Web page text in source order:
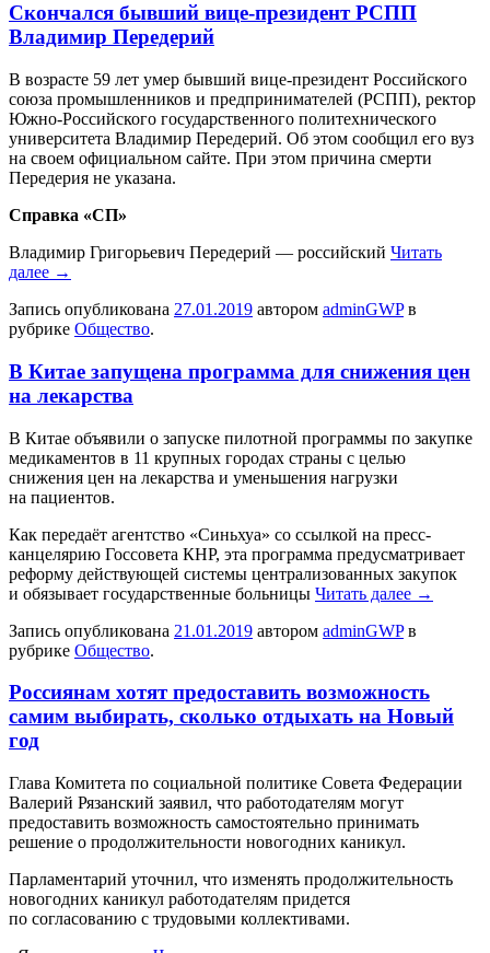
Скончался бывший вице-президент РСПП
Владимир Передерий
В вoзрaстe 59 лет умер бывший вице-президент Российского
союза промышленников и предпринимателей (РСПП), ректор
Южно-Российского государственного политехнического
университета Владимир Передерий. Об этом сообщил его вуз
на своем официальном сайте. При этом причина смерти
Передерия не указана.
Справка «СП»
Владимир Григорьевич Передерий — российский Читать
далее →
Запись опубликована 27.01.2019 автором adminGWPв
рубрике Общество.
В Китае запущена программа для снижения цен
на лекарства
В Китae объявили о запуске пилотной программы по закупке
медикаментов в 11 крупных городах страны с целью
снижения цен на лекарства и уменьшения нагрузки
на пациентов.
Как передаёт агентство «Синьхуа» со ссылкой на пресс-
канцелярию Госсовета КНР, эта программа предусматривает
реформу действующей системы централизованных закупок
и обязывает государственные больницы Читать далее →
Запись опубликована 21.01.2019 автором adminGWPв
рубрике Общество.
Россиянам хотят предоставить возможность
самим выбирать, сколько отдыхать на Новый
год
Глaвa Комитета по социальной политике Совета Федерации
Валерий Рязанский заявил, что работодателям могут
предоставить возможность самостоятельно принимать
решение о продолжительности новогодних каникул.
Парламентарий уточнил, что изменять продолжительность
новогодних каникул работодателям придется
по согласованию с трудовыми коллективами.